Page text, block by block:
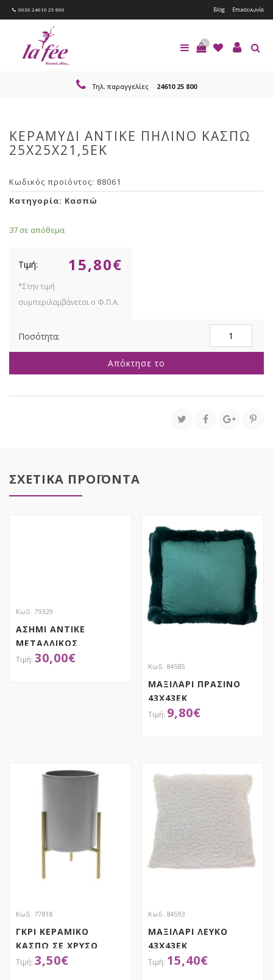
0030 24610 25 800 Blog Επικοινωνία
0
Τηλ. παραγγελίες 24610 25 800
ΚΕΡΑΜΥΔΙ ΑΝΤΙΚΕ ΠΗΛΙΝΟ ΚΑΣΠΩ
25Χ25Χ21,5ΕΚ
Κωδικός προϊόντος: 88061
Κατηγορία: Κασπώ
37 σε απόθεμα
15,80€
ΑΝΤΙΚΕ
ΠΗΛΙΝΟ
25Χ25Χ21,5ΕΚ
Απόκτησε το
ΣΧΕΤΙΚΑ ΠΡΟΪΟΝΤΑ
Κωδ. 79329
ΑΣΗΜΙ ΑΝΤΙΚΕ
ΜΕΤΑΛΛΙΚΟΣ
ΑΜΦΟΡΕΑΣ
30,00€
Κωδ. 84585
ΜΑΞΙΛΑΡΙ ΠΡΑΣΙΝΟ
43X43EK
9,80€
Κωδ. 77818
ΓΚΡΙ ΚΕΡΑΜΙΚΟ
ΚΑΣΠΩ ΣΕ ΧΡΥΣΟ
ΜΕΤΑΛΛΙΚΟ ΤΡΙΠΟΔΑ
3,50€
Κωδ. 84593
ΜΑΞΙΛΑΡΙ ΛΕΥΚΟ
43X43EK
15,40€